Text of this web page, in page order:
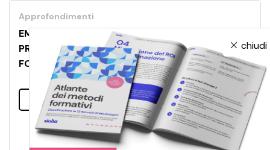
Approfondimenti
EM&M ITALIA 2015: AMICUCCI FORMAZIONE
PRESENTA GLI AMBIENTI REALIZZATI PER LA
FORMAZIONE IN EXPO 2015
Leggi tutto
chiudi